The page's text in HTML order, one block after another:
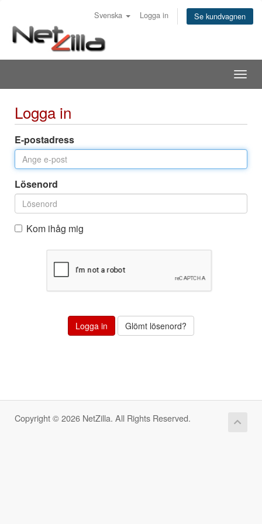
Svenska Logga in Se kundvagnen
Logga in
E-postadress
Lösenord
Kom ihåg mig
Glömt lösenord?
Copyright © 2026 NetZilla. All Rights Reserved.